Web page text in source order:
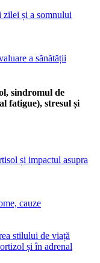
și a somnului
a sănătății
sindromul de
fatigue), stresul și
și impactul asupra
cauze
stilului de viață
și în adrenal